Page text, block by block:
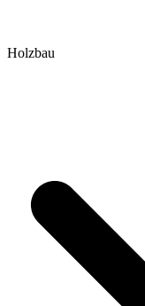
Holzbau